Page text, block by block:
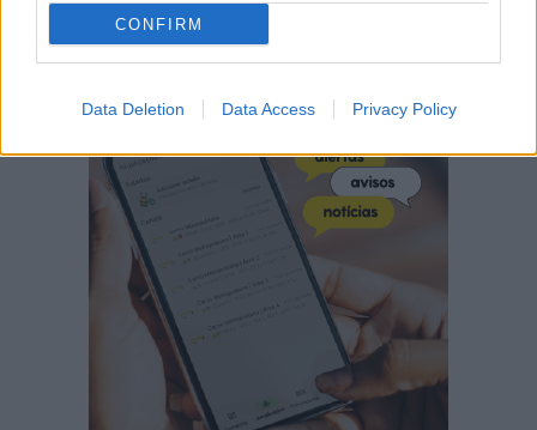
CONFIRM
Data Deletion Data Access Privacy Policy